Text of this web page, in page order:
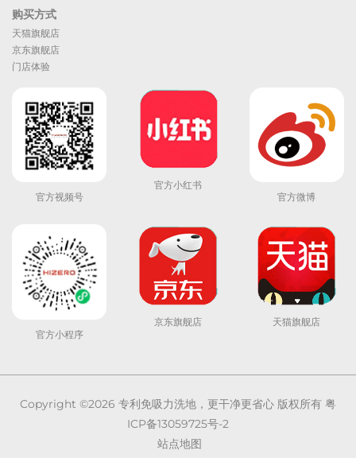
购买方式
天猫旗舰店
京东旗舰店
门店体验
官方视频号
官方小红书
官方微博
官方小程序
京东旗舰店 天猫旗舰店
Copyright ©2026 专利免吸力洗地，更干净更省心 版权所有 粤
ICP备13059725号-2
站点地图